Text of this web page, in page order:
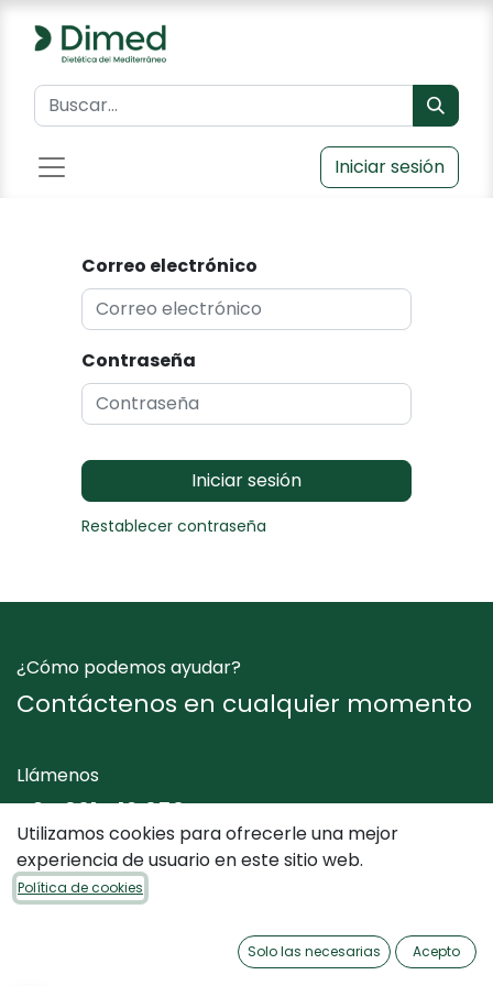
Iniciar sesión
Correo electrónico
Contraseña
Iniciar sesión
Restablecer contraseña
¿Cómo podemos ayudar?
Contáctenos en cualquier momento
Llámenos
+34 961 412 050
Envíenos un mensaje
Utilizamos cookies para ofrecerle una mejor
experiencia de usuario en este sitio web.
Política de cookies
Solo las necesarias Acepto